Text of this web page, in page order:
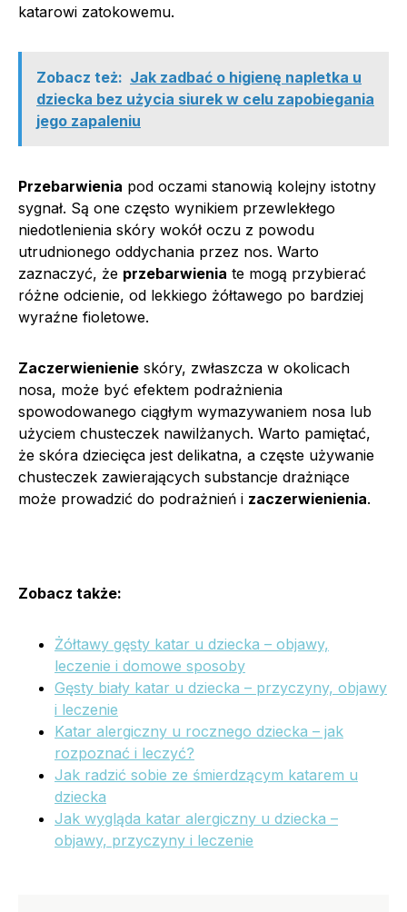
katarowi zatokowemu.
Zobacz też: Jak zadbać o higienę napletka u
dziecka bez użycia siurek w celu zapobiegania
jego zapaleniu
Przebarwienia pod oczami stanowią kolejny istotny
sygnał. Są one często wynikiem przewlekłego
niedotlenienia skóry wokół oczu z powodu
utrudnionego oddychania przez nos. Warto
zaznaczyć, że przebarwienia te mogą przybierać
różne odcienie, od lekkiego żółtawego po bardziej
wyraźne fioletowe.
Zaczerwienienie skóry, zwłaszcza w okolicach
nosa, może być efektem podrażnienia
spowodowanego ciągłym wymazywaniem nosa lub
użyciem chusteczek nawilżanych. Warto pamiętać,
że skóra dziecięca jest delikatna, a częste używanie
chusteczek zawierających substancje drażniące
może prowadzić do podrażnień i zaczerwienienia.
Zobacz także:
Żółtawy gęsty katar u dziecka – objawy,
leczenie i domowe sposoby
Gęsty biały katar u dziecka – przyczyny, objawy
i leczenie
Katar alergiczny u rocznego dziecka – jak
rozpoznać i leczyć?
Jak radzić sobie ze śmierdzącym katarem u
dziecka
Jak wygląda katar alergiczny u dziecka –
objawy, przyczyny i leczenie